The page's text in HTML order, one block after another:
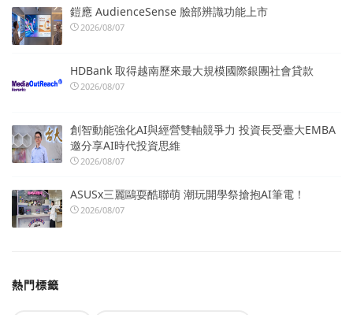
鎧應 AudienceSense 臉部辨識功能上市
2026/08/07
HDBank 取得越南歷來最大規模國際銀團社會貸款
2026/08/07
創智動能強化AI與經營雙軸競爭力 投資長受臺大EMBA
邀分享AI時代投資思維
2026/08/07
ASUSx三麗鷗耍酷聯萌 潮玩開學祭搶抱AI筆電！
2026/08/07
熱門標籤